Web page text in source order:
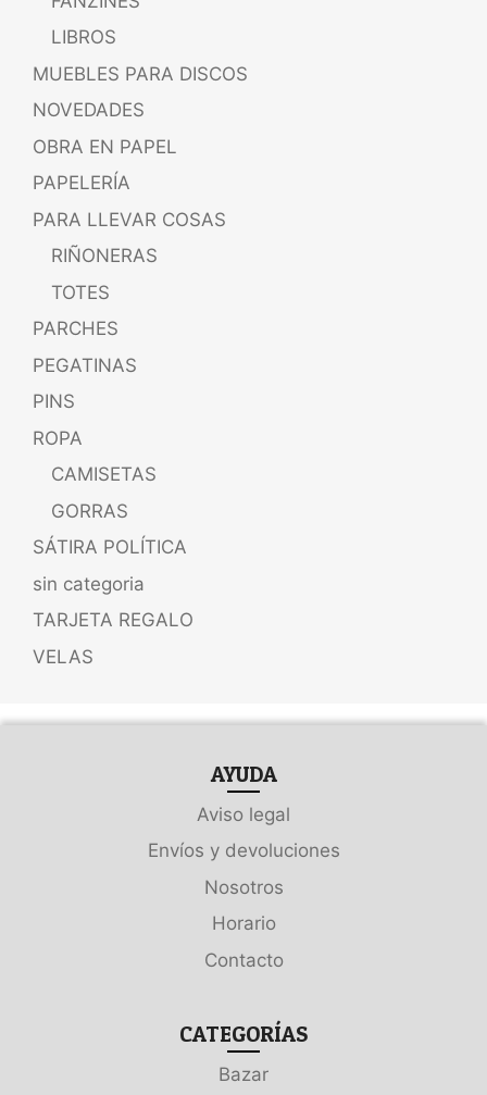
LIBROS
MUEBLES PARA DISCOS
NOVEDADES
OBRA EN PAPEL
PAPELERÍA
PARA LLEVAR COSAS
RIÑONERAS
TOTES
PARCHES
PEGATINAS
PINS
ROPA
CAMISETAS
GORRAS
SÁTIRA POLÍTICA
sin categoria
TARJETA REGALO
VELAS
AYUDA
Aviso legal
Envíos y devoluciones
Nosotros
Horario
Contacto
CATEGORÍAS
Bazar